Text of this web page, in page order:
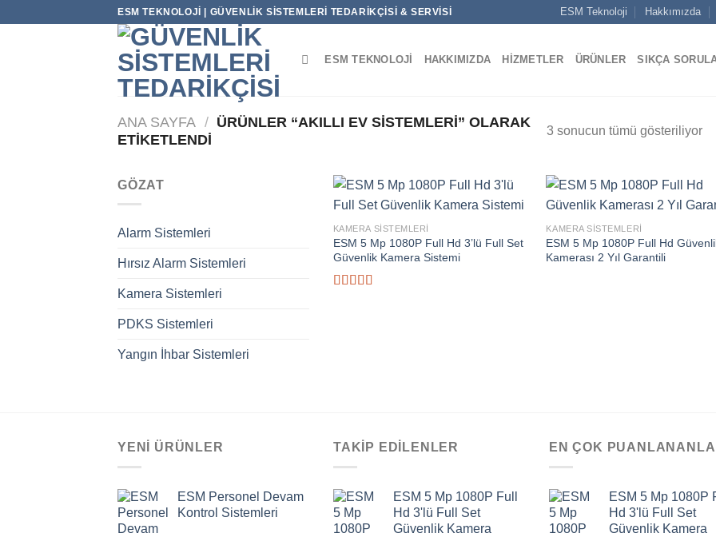
ESM TEKNOLOJI | GÜVENLIK SISTEMLERI TEDARIKÇISI & SERVISI ESM Teknoloji Hakkımızda
ESM TEKNOLOJI HAKKIMIZDA HIZMETLER ÜRÜNLER SIKÇA
ANA SAYFA / ÜRÜNLER “AKILLI EV SISTEMLERI” OLARAK
ETIKETLENDI
3 sonucun tümü gösteriliyor
GÖZAT
Alarm Sistemleri
Hırsız Alarm Sistemleri
Kamera Sistemleri
PDKS Sistemleri
Yangın İhbar Sistemleri
KAMERA SISTEMLERI
ESM 5 Mp 1080P Full Hd 3’lü Full Set
Güvenlik Kamera Sistemi
KAMERA SISTEMLERI
ESM 5 Mp 1080P Full Hd
Kamerası 2 Yıl Garantili
YENI ÜRÜNLER
ESM Personel Devam
Kontrol Sistemleri
TAKIP EDILENLER
ESM 5 Mp 1080P Full
Hd 3'lü Full Set
Güvenlik Kamera
EN ÇOK
ESM 5 Mp 1080P
Hd 3'lü Full Set
Güvenlik Kamera